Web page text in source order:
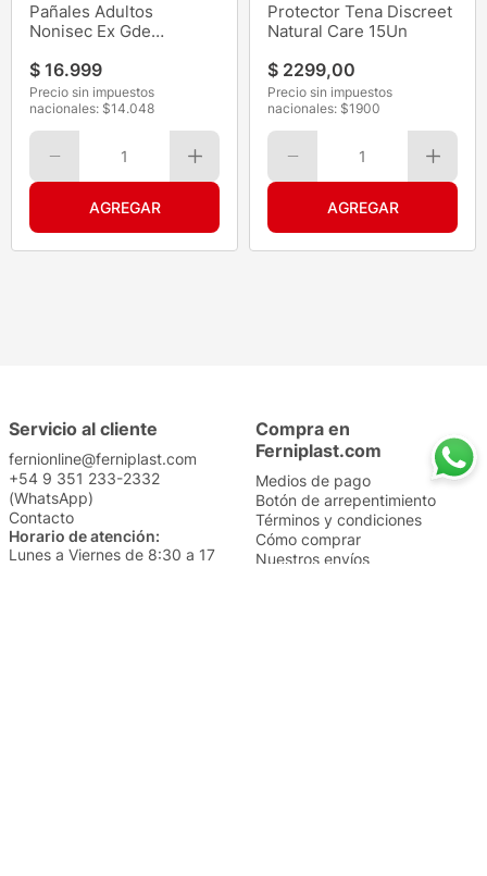
Pañales Adultos
Nonisec Ex Gde
16
$ 16.999
Precio sin impuestos
nacionales: $14.048
1
Protector Tena Discreet
Natural Care 15Un
$ 2299,00
Precio sin impuestos
nacionales: $1900
1
Servicio al cliente
fernionline@ferniplast.com
+54 9 351 233-2332
(WhatsApp)
Contacto
Horario de atención:
Lunes a Viernes de 8:30 a 17
Compra en
Ferniplast.com
Medios de pago
Botón de arrepentimiento
Términos y condiciones
Cómo comprar
Nuestros envíos